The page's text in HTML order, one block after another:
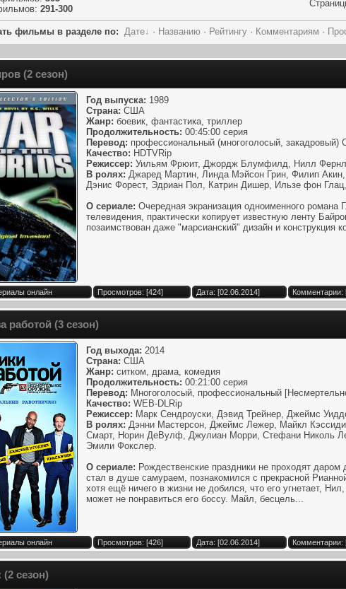
: 291-300
фильмы в разделе по: Дате · Названию · Рейтингу · Комментариям ·
(2 сезон)
Год выпуска: 1989
Страна: США
Жанр: боевик, фантастика, триллер
Продолжительность: 00:45:00 серия
Перевод: профессиональный (многоголосый, закадровый)
Качество: HDTVRip
Режиссер: Уильям Фрюит, Джордж Блумфилд, Нилл
В ролях: Джаред Мартин, Линда Мэйсон Грин, Филип
Дэнис Форест, Эдриан Пол, Катрин Дишер, Ильзе фон
О сериале: Очередная экранизация одноименного
телевидения, практически копирует известную ленту
позаимствован даже "марсианский" дизайн и конструкция
онлайн Просмотров: [424] Дата: [02.06.2014] Комментарии:
работой (3 сезон)
Год выхода: 2014
Страна: США
Жанр: ситком, драма, комедия
Продолжительность: 00:21:00 серия
Перевод: Многоголосый, профессиональный
Качество: WEB-DLRip
Режиссер: Марк Сендроуски, Дэвид Трейнер, Джеймс
В ролях: Дэнни Мастерсон, Джеймс Лежер, Майкл
Смарт, Норин ДеВулф, Джулиан Морри, Стефани Николь
Эмили Фокслер.
О сериале: Рождественские праздники не проходят
стал в душе самураем, познакомился с прекрасной
хотя ещё ничего в жизни не добился, что его угнетает,
может не понравиться его боссу. Майл, бесцель...
онлайн Просмотров: [426] Дата: [02.06.2014] Комментарии:
сезон)